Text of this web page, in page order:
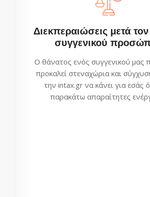
Διεκπεραιώσεις μετά
συγγενικού
Ο θάνατος ενός συγγενικού μας
προκαλεί στεναχώρια και
την intax.gr να κάνει για εσάς
παρακάτω απαραίτητες